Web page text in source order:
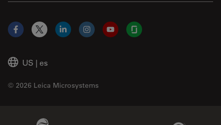
US | es
© 2026 Leica Microsystems
Facebook
X LinkedInInstagramYouTubeGlassdoor
Genedata Link